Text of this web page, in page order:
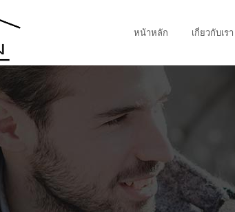
หน้าหลัก เกี่ยวกับเรา